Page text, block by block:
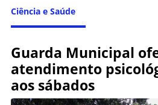
Ciência e Saúde
Guarda Municipal
atendimento
aos sábados